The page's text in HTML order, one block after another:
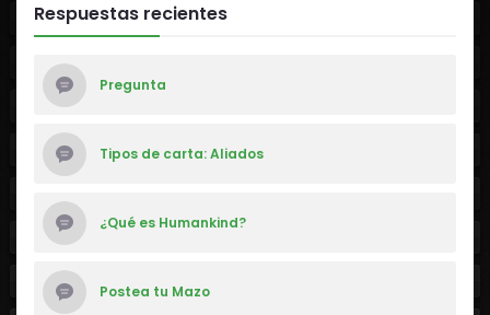
Respuestas recientes
Pregunta
Tipos de carta: Aliados
¿Qué es Humankind?
Postea tu Mazo